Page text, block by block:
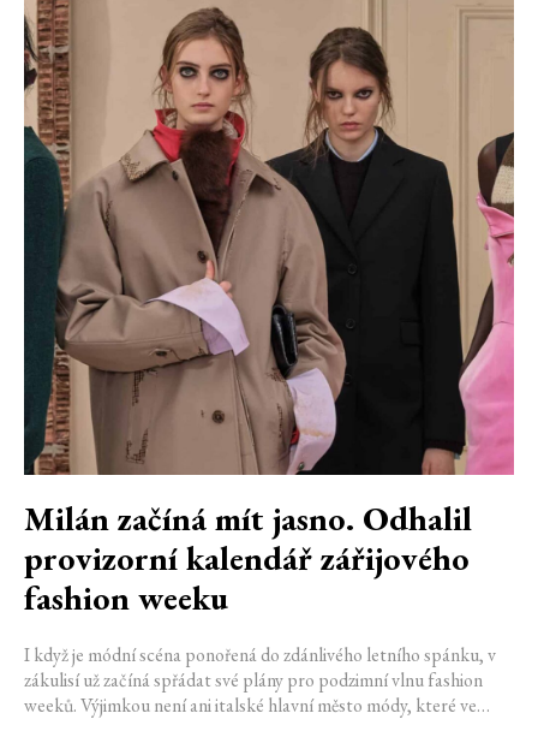
Milán začíná mít jasno. Odhalil
provizorní kalendář zářijového
fashion weeku
I když je módní scéna ponořená do zdánlivého letního spánku, v
zákulisí už začíná spřádat své plány pro podzimní vlnu fashion
weeků. Výjimkou není ani italské hlavní město módy, které ve